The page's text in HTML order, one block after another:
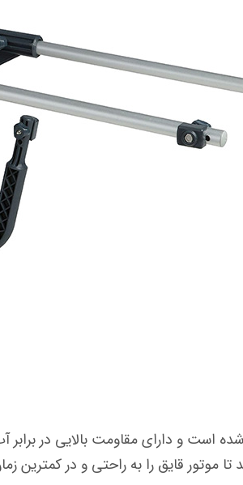
و دارای مقاومت بالایی در
موتور قایق را به راحتی و در کمترین